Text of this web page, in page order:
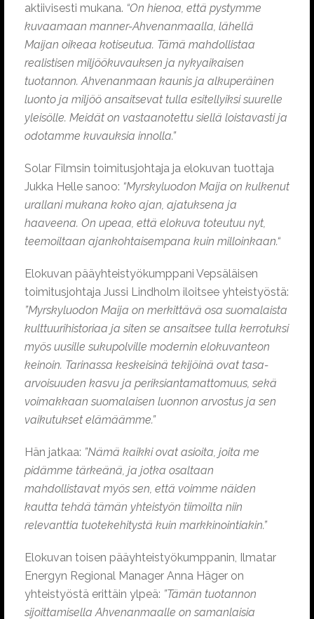
aktiivisesti mukana. “On hienoa, että pystymme
kuvaamaan manner-Ahvenanmaalla, lähellä
Maijan oikeaa kotiseutua. Tämä mahdollistaa
realistisen miljöökuvauksen ja nykyaikaisen
tuotannon. Ahvenanmaan kaunis ja alkuperäinen
luonto ja miljöö ansaitsevat tulla esitellyiksi suurelle
yleisölle. Meidät on vastaanotettu siellä loistavasti ja
odotamme kuvauksia innolla.”
Solar Filmsin toimitusjohtaja ja elokuvan tuottaja
Jukka Helle sanoo: “Myrskyluodon Maija on kulkenut
urallani mukana koko ajan, ajatuksena ja
haaveena. On upeaa, että elokuva toteutuu nyt,
teemoiltaan ajankohtaisempana kuin milloinkaan.“
Elokuvan pääyhteistyökumppani Vepsäläisen
toimitusjohtaja Jussi Lindholm iloitsee yhteistyöstä:
”Myrskyluodon Maija on merkittävä osa suomalaista
kulttuurihistoriaa ja siten se ansaitsee tulla kerrotuksi
myös uusille sukupolville modernin elokuvanteon
keinoin. Tarinassa keskeisinä tekijöinä ovat tasa-
arvoisuuden kasvu ja periksiantamattomuus, sekä
voimakkaan suomalaisen luonnon arvostus ja sen
vaikutukset elämäämme.”
Hän jatkaa: ”Nämä kaikki ovat asioita, joita me
pidämme tärkeänä, ja jotka osaltaan
mahdollistavat myös sen, että voimme näiden
kautta tehdä tämän yhteistyön tiimoilta niin
relevanttia tuotekehitystä kuin markkinointiakin.”
Elokuvan toisen pääyhteistyökumppanin, Ilmatar
Energyn Regional Manager Anna Häger on
yhteistyöstä erittäin ylpeä: ”Tämän tuotannon
sijoittamisella Ahvenanmaalle on samanlaisia